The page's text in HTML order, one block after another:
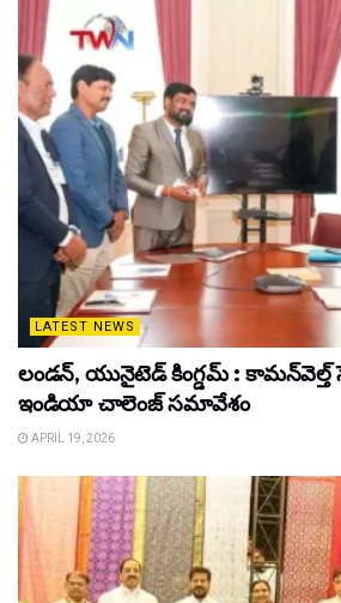
LATEST NEWS
లండన్, యునైటెడ్ కింగ్డమ్ : కామన్‌వెల్త్
ఇండియా చాలెంజ్ సమావేశం
APRIL 19, 2026